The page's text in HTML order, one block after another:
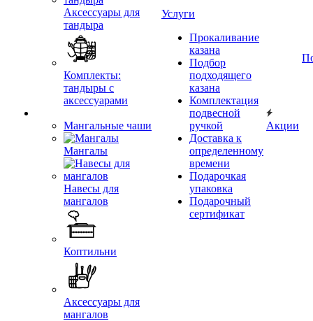
Аксессуары для
тандыра
Комплекты:
тандыры с
аксессуарами
Мангальные чаши
Мангалы
Навесы для
мангалов
Коптильни
Аксессуары для
мангалов
Услуги
Прокаливание
казана
Подбор
подходящего
казана
Комплектация
подвесной
ручкой
Доставка к
определенному
времени
Подарочкая
упаковка
Подарочный
сертификат
Акции